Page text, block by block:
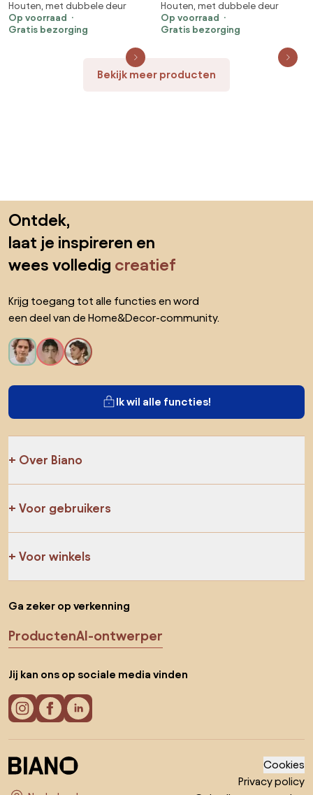
257x205x178 cm staal
antraciet
Houten, met dubbele deur
Op voorraad
Gratis bezorging
cm staal antraciet
Houten, met dubbele deur
Op voorraad
Gratis bezorging
Bekijk meer producten
Ontdek,
laat je inspireren en
wees volledig creatief
Krijg toegang tot alle functies en word
een deel van de Home&Decor-community.
Ik wil alle functies!
Over Biano
Voor gebruikers
Voor winkels
Ga zeker op verkenning
ProductenAI-ontwerper
Jij kan ons op sociale media vinden
Cookies
Privacy policy